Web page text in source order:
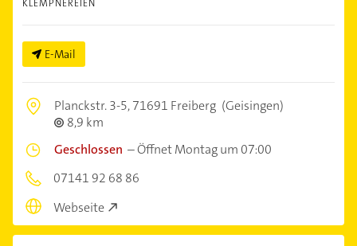
KLEMPNEREIEN
E-Mail
Planckstr. 3-5,71691 Freiberg (Geisingen)
8,9 km
Geschlossen –Öffnet Montag um 07:00
07141 92 68 86
Webseite